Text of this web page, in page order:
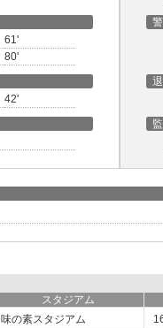
61'
80'
42'
スタジアム
味の素スタジアム